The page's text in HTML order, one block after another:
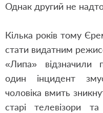
Однак другий не
Кілька років тому
стати видатним
«Липа» відзначили
один інцидент
чоловіка вмить
старі телевізори